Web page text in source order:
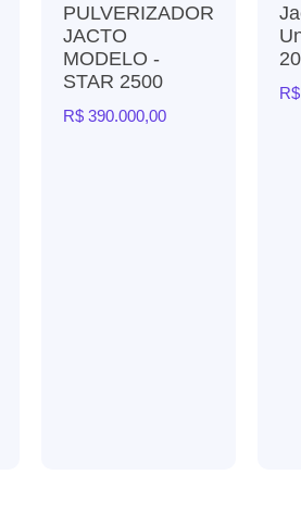
PULVERIZADOR
JACTO
MODELO -
STAR 2500
R$ 390.000,00
R$